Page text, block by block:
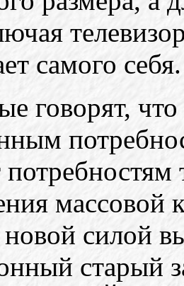
самого себя.
говорят, что
массовой
силой